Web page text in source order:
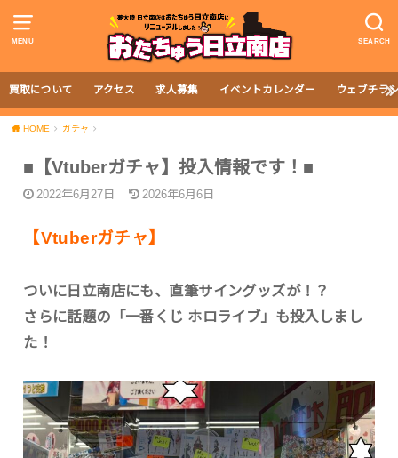
MENU SEARCH
買取について アクセス 求人募集 イベントカレンダー ウェブチラ
HOME ガチャ
■【Vtuberガチャ】投入情報です！■
2022年6月27日 2026年6月6日
【Vtuberガチャ】
ついに日立南店にも、直筆サイングッズが！？
さらに話題の「一番くじ ホロライブ」も投入しまし
た！